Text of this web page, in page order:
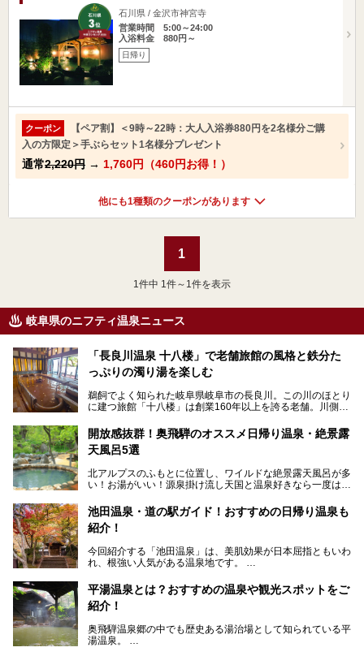
石川県 / 金沢市神宮寺
営業時間 5:00～24:00
入浴料金 880円～
日帰り
クーポン
【ペア割】＜9時～22時：大人入浴券880円を2名様分ご購
入の方限定＞手ぶらセット1名様分プレゼント
通常2,220円 → 1,760円（460円お得！）
他にも1種類のクーポンがあります
1
1 件中 1件～1件を表示
岐阜県のニフティ温泉ニュース
「長良川温泉 十八楼」で老舗旅館の風格と鉄分た
っぷりの濁り湯を楽しむ
鵜飼でよく知られた岐阜県岐阜市の長良川。この川のほとり
に建つ旅館「十八楼」は創業160年以上を誇る老舗。川側の
濁り湯で、地産地消にこだわった食事も定評があります。
そして大浴場は日帰り入浴もできるんですよ。泊まりでも日
岐阜の手仕事に触れる旅とともに楽しんでみてはいかがでし
ょう！
───
提供元：岐阜県【PR】
この記事は岐阜県のPR記事です。
開放感抜群！奥飛騨のオススメ日帰り温泉・絶景露
天風呂5選
北アルプスのふもとに位置し、ワイルドな絶景露天風呂が多
い！お湯がいい！源泉掛け流し天国と温泉好きなら一度は行
「平湯温泉」「福地温泉」「新平湯温泉」「栃尾温泉」「新
穂高温泉」と5つの温泉地を総称して奥飛騨温泉郷と呼びま
風呂を5ヶ所ご紹介したいと思います。いずれも素晴らしい
温泉ですよ！
池田温泉・道の駅ガイド！おすすめの日帰り温泉も
紹介！
今回紹介する「池田温泉」は、美肌効果が日本屈指ともいわ
れ、根強い人気がある温泉地です。
温泉旅として利用することができます。
池田温泉には道の駅があるなど、温泉、観光、買い物と、さ
そんな池田温泉の魅力を詳しく紹介していきます！
平湯温泉とは？おすすめの温泉や観光スポットをご
紹介！
奥飛騨温泉郷の中でも歴史ある湯治場として知られている平
湯温泉。